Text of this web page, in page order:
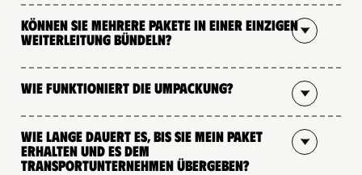
Können Sie mehrere Pakete in einer einzigen
Weiterleitung bündeln?
Wie funktioniert die Umpackung?
Wie lange dauert es, bis Sie mein Paket
erhalten und es dem
Transportunternehmen übergeben?